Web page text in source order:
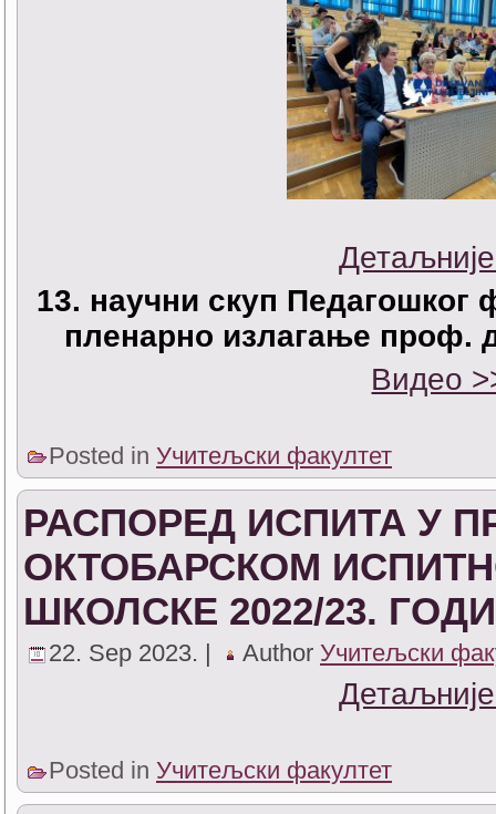
13. научни скуп Педагошког
пленарно излагање проф.
Видео
Posted in Учитељски факултет
РАСПОРЕД ИСПИТА У
ОКТОБАРСКОМ
ШКОЛСКЕ 2022/23.
22. Sep 2023. | Author Учитељски
Posted in Учитељски факултет